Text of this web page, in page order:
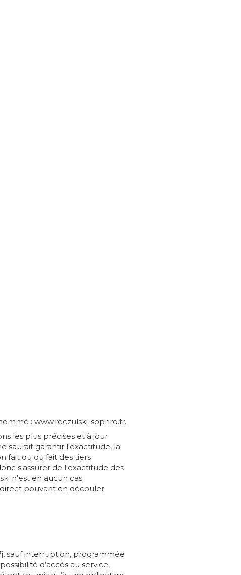
: www.reczulski-sophro.fr.
les plus précises et à jour
saurait garantir l'exactitude, la
fait ou du fait des tiers
s'assurer de l'exactitude des
n'est en aucun cas
pouvant en découler.
sauf interruption, programmée
d’accès au service,